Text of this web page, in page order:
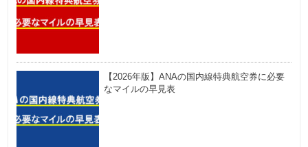
【2026年版】ANAの国内線特典航空券に必要
なマイルの早見表